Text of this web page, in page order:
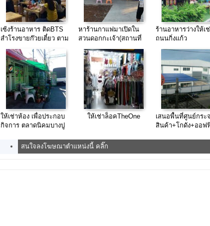
เซ้งร้านอาหาร ติดBTS
สำโรงขายก๊วยเตี๋ยว ตาม
หาร้านกาแฟมาเปิดใน
สวนดอกกะเจ้า(สถานที่
ร้านอาหารว่างให้เ
ถนนกิ่งแก้ว
ให้เช่าห้อง เพื่อประกอบ
กิจการ ตลาดนิคมบางปู
ให้เช่าล็อคTheOne
เสนอพื้นที่ศูนย์กระ
สินค้า+โกดัง+ออฟ
สนใจลงโฆษณาตำแหน่งนี้ คลิ๊ก